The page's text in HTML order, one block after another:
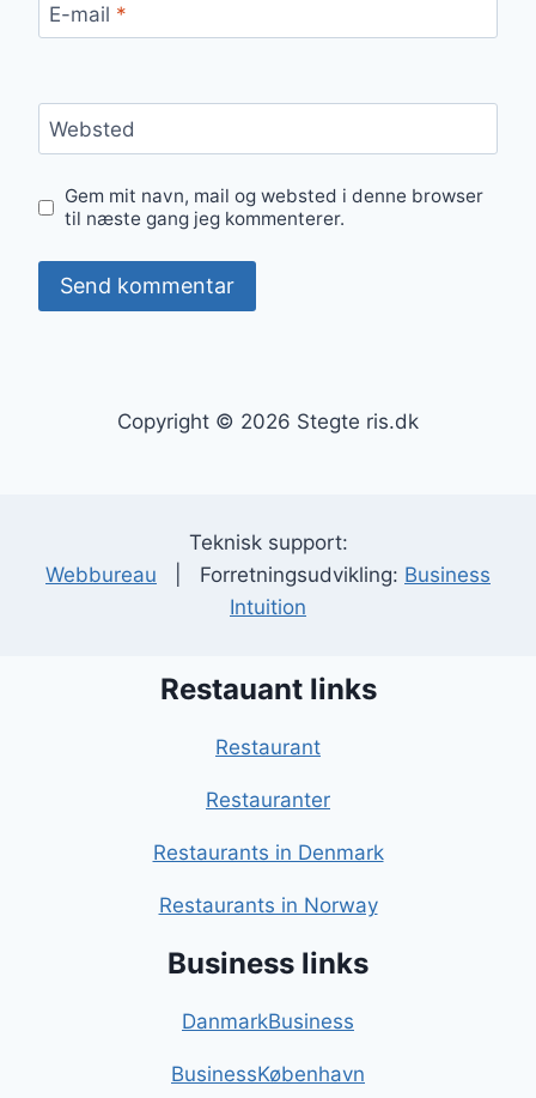
E-mail *
Websted
Gem mit navn, mail og websted i denne browser
til næste gang jeg kommenterer.
Copyright © 2026 Stegte ris.dk
Teknisk support:
Webbureau | Forretningsudvikling: Business
Intuition
Restauant links
Restaurant
Restauranter
Restaurants in Denmark
Restaurants in Norway
Business links
DanmarkBusiness
BusinessKøbenhavn